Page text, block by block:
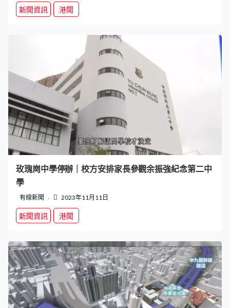
新聞資訊 港聞
玫瑰崗中學停辦｜校方安排家長參觀余振強紀念第二中
學
有線新聞 2023年11月11日
新聞資訊 港聞